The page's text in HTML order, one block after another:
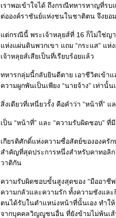
เราพอเข้าใจได้ ถึงกรณีทหารหาญที่รบ
ต่อองค์ราชันย์แห่งชนในชาติตน จึงยอ
ต่กรณีนี้ พระเจ้าหลุยส์ที่ 16 ก็ไม่ใช่ญา
ห่งแผ่นดินพวกเขา แถม “กระแส” แห่
เจ้าหลุยส์เสียเป็นที่เรียบร้อยแล้ว
ทหารกลุ่มนี้กลับยินดีตาย เอาชีวิตเข้า
ความผูกพันเป็นเพียง “นายจ้าง” เท่านั้น
สิ่งเดียวที่เหนี่ยวรั้ง คือคำว่า “หน้าที่” แ
เป็น “หน้าที่” และ “ความรับผิดชอบ” ที่
เกียรติศักดิ์แห่งความซื่อสัตย์ขององค
สำคัญที่สุดประการหนึ่งสำหรับคาทอลิ
วาติกัน
ความรับผิดชอบขั้นสูงสุดของ “มืออาชี
ความกลัวและความรัก ทั้งความชังและ
ตนได้รับในตำแหน่งหน้าที่นั้นเอง ทำใ
จากบุคคลวิญญูชนอื่น ที่ยังข้ามไม่พ้นเ